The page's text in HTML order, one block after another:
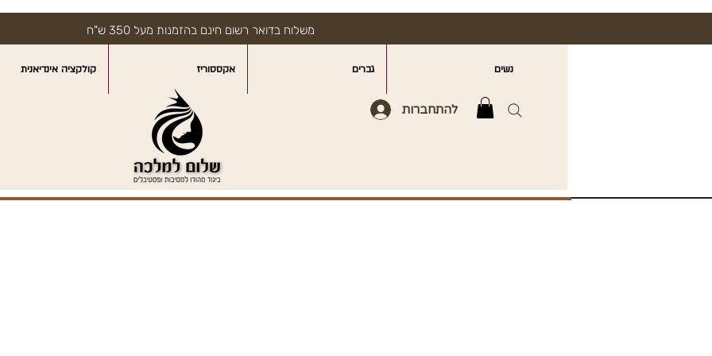
משלוח בדואר רשום חינם בהזמנות מעל 350 ש"ח
נשים גברים אקססוריז קולקציה אינדיאנית
להתחברות